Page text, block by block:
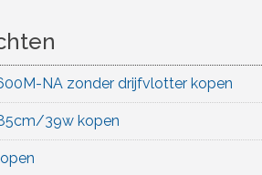
NA zonder drijfvlotter kopen
39w kopen